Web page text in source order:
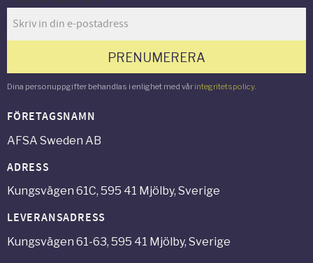
PRENUMERERA
Dina personuppgifter behandlas i enlighet med vår integritetspolicy.
FÖRETAGSNAMN
AFSA Sweden AB
ADRESS
Kungsvägen 61C, 595 41 Mjölby, Sverige
LEVERANSADRESS
Kungsvägen 61-63, 595 41 Mjölby, Sverige